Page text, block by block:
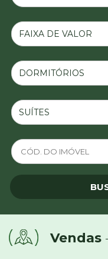
FAIXA DE VALOR
DORMITÓRIOS
SUÍTES
Vendas